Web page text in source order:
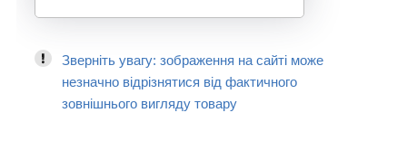
Зверніть увагу: зображення на сайті може
незначно відрізнятися від фактичного
зовнішнього вигляду товару